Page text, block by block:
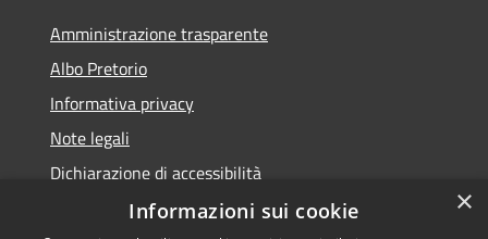
Amministrazione trasparente
Albo Pretorio
Informativa privacy
Note legali
Dichiarazione di accessibilità
×
Informazioni sui cookie